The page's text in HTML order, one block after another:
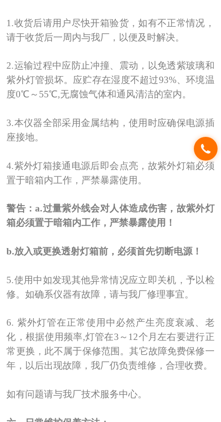
1.收货后请用户尽快开箱验货，如有不正常情况，
请于收货后一周内与我厂，以便及时解决。
2.运输过程中应防止冲撞、震动，以免透紫玻璃和
紫外灯管损坏。应贮存在湿度不超过93%、环境温
度0℃ ～ 55℃,无腐蚀气体和通风清洁的室内。
3.本仪器全部采用金属结构，使用时应确保电源插
座接地。
4.紫外灯箱接通电源后即会点亮，故紫外灯箱必须
置于暗箱内工作，严禁暴露使用。
警告：a.过量紫外线会对人体造成伤害，故紫外灯
箱必须置于暗箱内工作，严禁暴露使用！
b.放入或更换透射灯箱前，必须首先切断电源！
5.使用中如发现其他异常情况应立即关机，予以检
修。如确系仪器有故障，请与我厂修理事宜。
6. 紫外灯管在正常使用中必然产生亮度衰减、老
化，根据使用频率,灯管在3 ～ 12个月左右要进行正
常更换，此不属于保修范围。其它故障免费保修一
年，以后出现故障，我厂仍负责维修，合理收费。
如有问题请与我厂技术服务中心。